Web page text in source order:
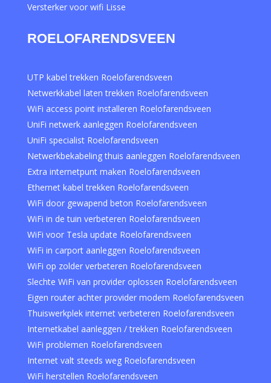
Versterker voor wifi Lisse
ROELOFARENDSVEEN
UTP kabel trekken Roelofarendsveen
Netwerkkabel laten trekken Roelofarendsveen
WiFi access point installeren Roelofarendsveen
UniFi netwerk aanleggen Roelofarendsveen
UniFi specialist Roelofarendsveen
Netwerkbekabeling thuis aanleggen Roelofarendsveen
Extra internetpunt maken Roelofarendsveen
Ethernet kabel trekken Roelofarendsveen
WiFi door gewapend beton Roelofarendsveen
WiFi in de tuin verbeteren Roelofarendsveen
WiFi voor Tesla update Roelofarendsveen
WiFi in carport aanleggen Roelofarendsveen
WiFi op zolder verbeteren Roelofarendsveen
Slechte WiFi van provider oplossen Roelofarendsveen
Eigen router achter provider modem Roelofarendsveen
Thuiswerkplek internet verbeteren Roelofarendsveen
Internetkabel aanleggen / trekken Roelofarendsveen
WiFi problemen Roelofarendsveen
Internet valt steeds weg Roelofarendsveen
WiFi herstellen Roelofarendsveen